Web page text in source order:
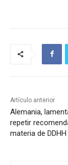
Artículo anterior
Alemania,
repetir
materia de